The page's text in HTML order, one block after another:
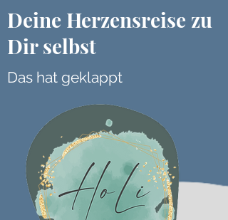
Deine Herzensreise zu
Dir selbst
Das hat geklappt